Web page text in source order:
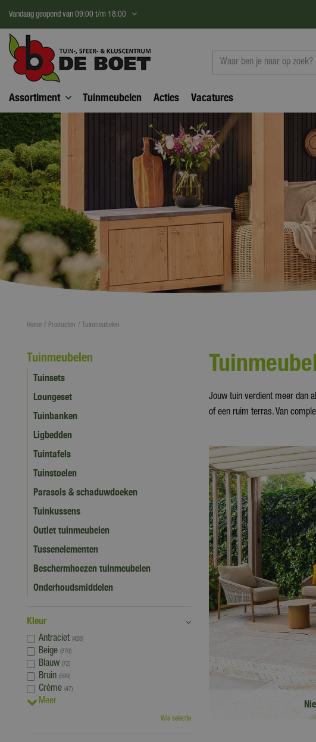
content
Home Producten Tuinmeubelen
Vandaag geopend van 09:00 t/m 18:00
Assortiment Tuinmeubelen Acties Vacatures
Jouw tuin verdient meer dan
of een ruim terras. Van
Buitengewoon Boet Cancellara Relax Tuinstoel
1.999 00
1.499 , 25
Tuinmeubelen
Tuinsets
Loungeset
Tuinbanken
Ligbedden
Tuintafels
Tuinstoelen
Parasols & schaduwdoeken
Tuinkussens
Outlet tuinmeubelen
Tussenelementen
Beschermhoezen tuinmeubelen
Onderhoudsmiddelen
Kleur
Antraciet (428)
Beige (270)
Blauw (72)
Bruin (599)
Crème (47)
Meer
Wis selectie